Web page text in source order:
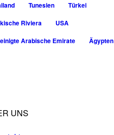
Tunesien
Türkei
Riviera
USA
Arabische Emirate
Ägypten
UNS